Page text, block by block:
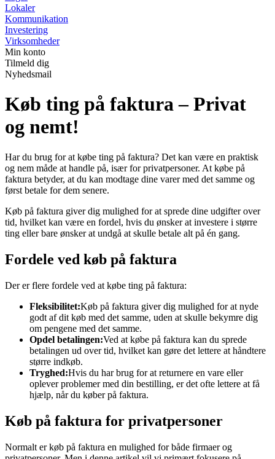
Lokaler
Kommunikation
Investering
Virksomheder
Min konto
Tilmeld dig
Nyhedsmail
Køb ting på faktura – Privat
og nemt!
Har du brug for at købe ting på faktura? Det kan være en praktisk
og nem måde at handle på, især for privatpersoner. At købe på
faktura betyder, at du kan modtage dine varer med det samme og
først betale for dem senere.
Køb på faktura giver dig mulighed for at sprede dine udgifter over
tid, hvilket kan være en fordel, hvis du ønsker at investere i større
ting eller bare ønsker at undgå at skulle betale alt på én gang.
Fordele ved køb på faktura
Der er flere fordele ved at købe ting på faktura:
Fleksibilitet:Køb på faktura giver dig mulighed for at nyde
godt af dit køb med det samme, uden at skulle bekymre dig
om pengene med det samme.
Opdel betalingen:Ved at købe på faktura kan du sprede
betalingen ud over tid, hvilket kan gøre det lettere at håndtere
større indkøb.
Tryghed:Hvis du har brug for at returnere en vare eller
oplever problemer med din bestilling, er det ofte lettere at få
hjælp, når du køber på faktura.
Køb på faktura for privatpersoner
Normalt er køb på faktura en mulighed for både firmaer og